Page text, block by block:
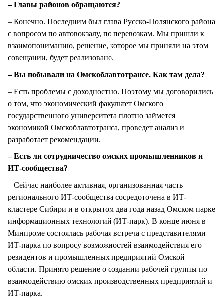
– Главы районов обращаются?
– Конечно. Последним был глава Русско-Полянского района
с вопросом по автовокзалу, по перевозкам. Мы пришли к
взаимопониманию, решение, которое мы приняли на этом
совещании, будет реализовано.
– Вы побывали на Омскоблавтотрансе. Как там дела?
– Есть проблемы с доходностью. Поэтому мы договорились
о том, что экономический факультет Омского
государственного университета плотно займется
экономикой Омскоблавтотранса, проведет анализ и
разработает рекомендации.
– Есть ли сотрудничество омских промышленников и
ИТ-сообщества?
– Сейчас наиболее активная, организованная часть
регионального ИТ-сообщества сосредоточена в ИТ-
кластере Сибири и в открытом два года назад Омском парке
информационных технологий (ИТ-парк). В конце июня в
Минпроме состоялась рабочая встреча с представителями
ИТ-парка по вопросу возможностей взаимодействия его
резидентов и промышленных предприятий Омской
области. Принято решение о создании рабочей группы по
взаимодействию омских производственных предприятий и
ИТ-парка.